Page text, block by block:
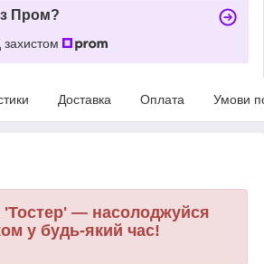
Пром?
Доставка Оплата Умови
'Тостер' — насолоджуйся
у будь-який час!